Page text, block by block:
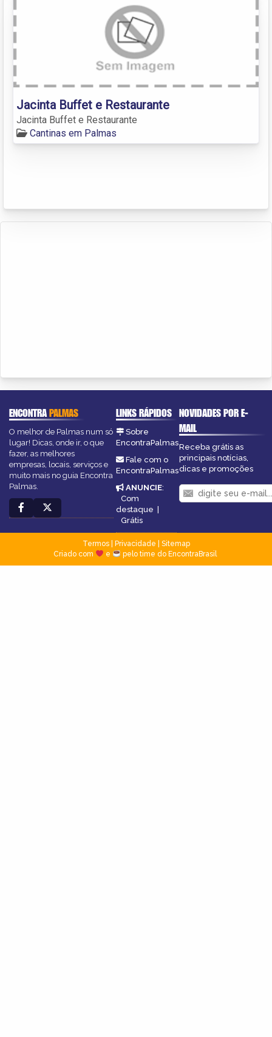
Jacinta Buffet e Restaurante
Jacinta Buffet e Restaurante
Cantinas em Palmas
ENCONTRAPALMAS
O melhor de Palmas num só
lugar! Dicas, onde ir, o que
fazer, as melhores
empresas, locais, serviços e
muito mais no guia Encontra
Palmas.
LINKS RÁPIDOS
Sobre
EncontraPalmas
Fale com o
EncontraPalmas
ANUNCIE:
Com
destaque |
Grátis
NOVIDADES POR E-
MAIL
Receba grátis as
principais notícias,
dicas e promoções
Termos| Privacidade
Sitemap
Criado com
e pelo time do EncontraBrasil